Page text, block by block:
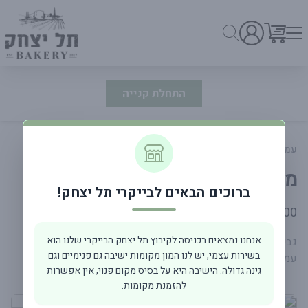
התחלת קנייה
עמוד ראשי
מנצ'גו
פרטי המוצר
40.00 ₪
גבינה ספרדית מובחרת מחלב כבשים עם מרקם עשיר וטעם
עמוק ואגוזי, מושלמת למגש גבינות ולנשנוש איכותי.
ברוכים הבאים לבייקרי תל יצחק!
אנחנו נמצאים בכניסה לקיבוץ תל יצחק הבייקרי שלנו הוא
בשירות עצמי, יש לנו המון מקומות ישיבה גם פנימיים וגם
גינה גדולה. הישיבה היא על בסיס מקום פנוי, אין אפשרות
להזמנת מקומות.